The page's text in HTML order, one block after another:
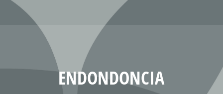
ENDONDONCIA